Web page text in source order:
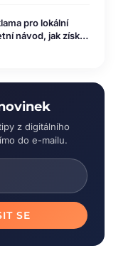
pro lokální
návod, jak získat
z digitálního
do e-mailu.
SE